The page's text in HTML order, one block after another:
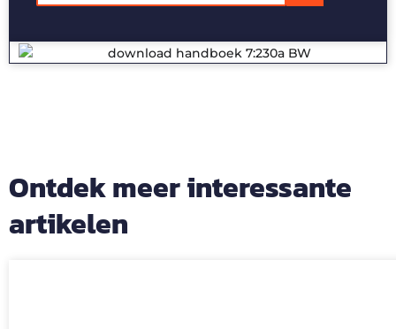
Ontdek meer interessante
artikelen